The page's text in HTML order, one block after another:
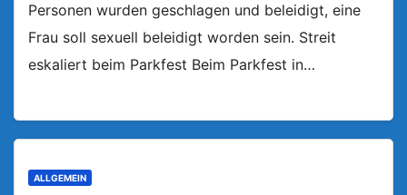
Personen wurden geschlagen und beleidigt, eine
Frau soll sexuell beleidigt worden sein. Streit
eskaliert beim Parkfest Beim Parkfest in…
ALLGEMEIN